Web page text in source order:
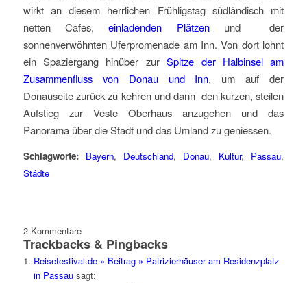
wirkt an diesem herrlichen Frühligstag südländisch mit
netten Cafes,einladenden Plätzenund der
sonnenverwöhnten Uferpromenade am Inn. Von dort lohnt
ein Spaziergang hinüber zurSpitze der Halbinsel am
Zusammenfluss von Donau und Inn, um auf der
Donauseite zurück zu kehren und dann den kurzen, steilen
Aufstieg zur Veste Oberhaus anzugehen und das
Panorama über die Stadt und das Umland zu geniessen.
Schlagworte: Bayern, Deutschland, Donau, Kultur, Passau,
Städte
2 Kommentare
Trackbacks & Pingbacks
Reisefestival.de » Beitrag » Patrizierhäuser am Residenzplatz
in Passau sagt: